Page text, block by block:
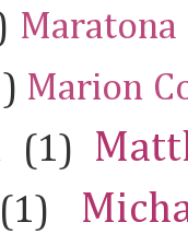
Maratona
Marion
(1)
(1)